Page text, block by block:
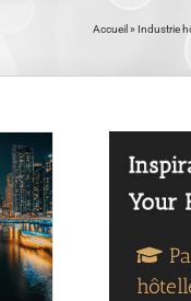
Accueil » Industrie